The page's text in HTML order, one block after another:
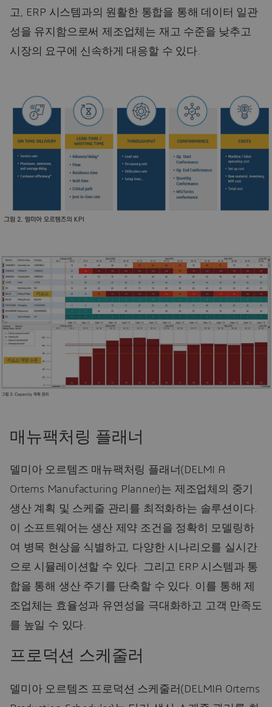
고, ERP 시스템과의 원활한 통합을 통해 데이터 일관
성을 유지함으로써 제조업체는 재고 수준을 낮추고
시장의 요구에 신속하게 대응할 수 있다.
매뉴팩처링 플래너
델미아 오르템즈 매뉴팩처링 플래너(DELMI A
Ortems Manufacturing Planner)는 제조업체의 중기
생산 계획 및 스케줄 관리를 최적화하는 솔루션이다.
이 소프트웨어는 생산 제약 조건을 정확히 모델링하
여 병목 현상을 식별하고, 다양한 시나리오를 실시간
으로 시뮬레이션할 수 있다. 그리고 ERP 시스템과 통
합을 통해 생산 주기를 단축할 수 있다. 이를 통해 제
조업체는 효율성과 유연성을 극대화하고 고객 만족도
를 높일 수 있다.
프로덕션 스케줄러
델미아 오르템즈 프로덕션 스케줄러(DELMIA Ortems